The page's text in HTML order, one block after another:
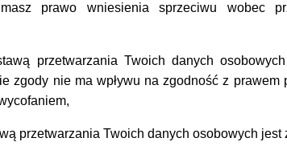
prawo wniesienia sprzeciwu wobec
przetwarzania Twoich danych
zgody nie ma wpływu na zgodność z prawem
przetwarzania Twoich danych osobowych jest